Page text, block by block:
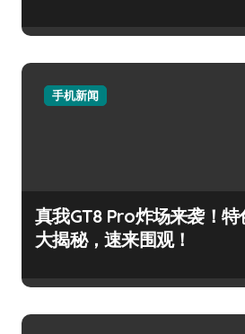
手机新闻
真我GT8 Pro炸场来袭！特
大揭秘，速来围观！